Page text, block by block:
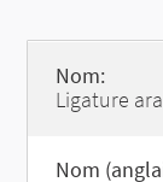
Nom:
Ligature
Nom